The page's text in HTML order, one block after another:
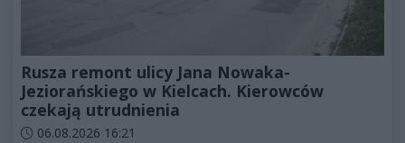
Rusza remont ulicy Jana Nowaka-
Jeziorańskiego w Kielcach. Kierowców
czekają utrudnienia
Data dodania artykułu:
06.08.2026 16:21